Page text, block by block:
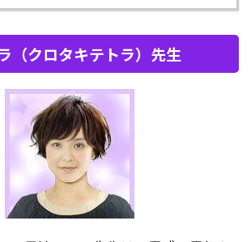
（クロタキテトラ）先生